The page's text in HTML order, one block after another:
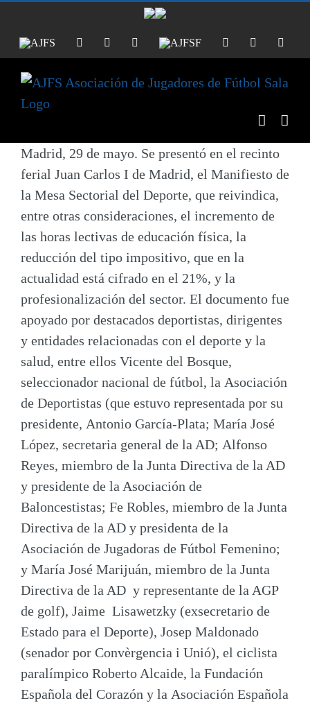
contenido
AJFS FacebookTwitter Instagram
AJFSF FacebookTwitter
Madrid, 29 de mayo. Se presentó en el recinto
ferial Juan Carlos I de Madrid, el Manifiesto de
la Mesa Sectorial del Deporte, que reivindica,
entre otras consideraciones, el incremento de
las horas lectivas de educación física, la
reducción del tipo impositivo, que en la
actualidad está cifrado en el 21%, y la
profesionalización del sector. El documento fue
apoyado por destacados deportistas, dirigentes
y entidades relacionadas con el deporte y la
salud, entre ellos Vicente del Bosque,
seleccionador nacional de fútbol, la Asociación
de Deportistas (que estuvo representada por su
presidente, Antonio García-Plata; María José
López, secretaria general de la AD; Alfonso
Reyes, miembro de la Junta Directiva de la AD
y presidente de la Asociación de
Baloncestistas; Fe Robles, miembro de la Junta
Directiva de la AD y presidenta de la
Asociación de Jugadoras de Fútbol Femenino;
y María José Marijuán, miembro de la Junta
Directiva de la AD y representante de la AGP
de golf), Jaime Lisawetzky (exsecretario de
Estado para el Deporte), Josep Maldonado
(senador por Convèrgencia i Unió), el ciclista
paralímpico Roberto Alcaide, la Fundación
Española del Corazón y la Asociación Española